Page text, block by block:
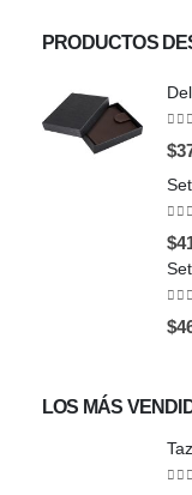
PRODUCTOS
$
$
$
LOS MÁS